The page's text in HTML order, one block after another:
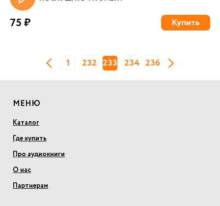
75 ₽ Купить
1 232 233 234 236
МЕНЮ
Каталог
Где купить
Про аудиокниги
О нас
Партнерам